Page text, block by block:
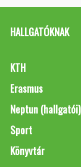
HALLGATÓKNAK
KTH
Erasmus
Neptun (hallgatói)
Sport
Könyvtár